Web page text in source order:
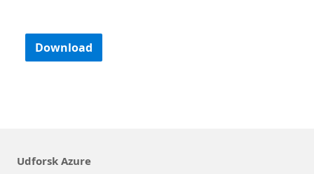
Download
Udforsk Azure